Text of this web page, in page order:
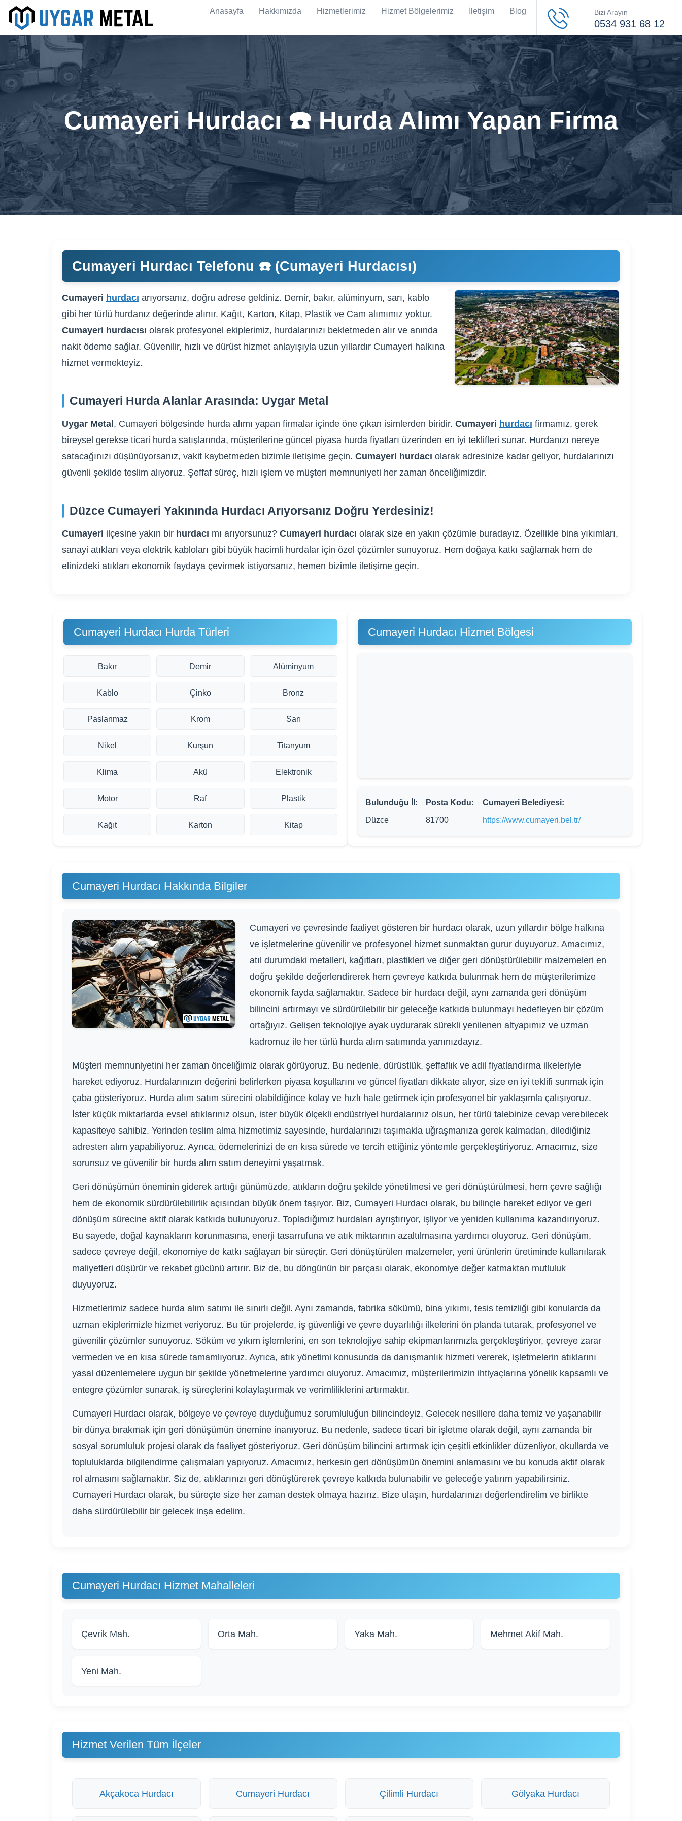
Anasayfa Hakkımızda Hizmetlerimiz Hizmet Bölgelerimiz İletişim Blog Bizi Arayın
0534 931 68 12
Cumayeri Hurdacı ☎️ Hurda Alımı Yapan Firma
Cumayeri Hurdacı Telefonu ☎️ (Cumayeri Hurdacısı)
Cumayeri hurdacı arıyorsanız, doğru adrese geldiniz. Demir, bakır, alüminyum, sarı, kablo
gibi her türlü hurdanız değerinde alınır. Kağıt, Karton, Kitap, Plastik ve Cam alımımız yoktur.
Cumayeri hurdacısı olarak profesyonel ekiplerimiz, hurdalarınızı bekletmeden alır ve anında
nakit ödeme sağlar. Güvenilir, hızlı ve dürüst hizmet anlayışıyla uzun yıllardır Cumayeri halkına
hizmet vermekteyiz.
Cumayeri Hurda Alanlar Arasında: Uygar Metal
Uygar Metal , Cumayeri bölgesinde hurda alımı yapan firmalar içinde öne çıkan isimlerden biridir. Cumayeri hurdacı firmamız, gerek
bireysel gerekse ticari hurda satışlarında, müşterilerine güncel piyasa hurda fiyatları üzerinden en iyi teklifleri sunar. Hurdanızı nereye
satacağınızı düşünüyorsanız, vakit kaybetmeden bizimle iletişime geçin. Cumayeri hurdacı olarak adresinize kadar geliyor, hurdalarınızı
güvenli şekilde teslim alıyoruz. Şeffaf süreç, hızlı işlem ve müşteri memnuniyeti her zaman önceliğimizdir.
Düzce Cumayeri Yakınında Hurdacı Arıyorsanız Doğru Yerdesiniz!
Cumayeri ilçesine yakın bir hurdacı mı arıyorsunuz? Cumayeri hurdacı olarak size en yakın çözümle buradayız. Özellikle bina yıkımları,
sanayi atıkları veya elektrik kabloları gibi büyük hacimli hurdalar için özel çözümler sunuyoruz. Hem doğaya katkı sağlamak hem de
elinizdeki atıkları ekonomik faydaya çevirmek istiyorsanız, hemen bizimle iletişime geçin.
Cumayeri Hurdacı Hurda Türleri
Bakır Demir Alüminyum
Kablo Çinko Bronz
Paslanmaz Krom Sarı
Nikel Kurşun Titanyum
Klima Akü Elektronik
Motor Raf Plastik
Kağıt Karton Kitap
Cumayeri Hurdacı Hizmet Bölgesi
Bulunduğu İl:
Düzce
Posta Kodu:
81700
Cumayeri Belediyesi:
https://www.cumayeri.bel.tr/
Cumayeri Hurdacı Hakkında Bilgiler
Cumayeri ve çevresinde faaliyet gösteren bir hurdacı olarak, uzun yıllardır bölge halkına
ve işletmelerine güvenilir ve profesyonel hizmet sunmaktan gurur duyuyoruz. Amacımız,
atıl durumdaki metalleri, kağıtları, plastikleri ve diğer geri dönüştürülebilir malzemeleri en
doğru şekilde değerlendirerek hem çevreye katkıda bulunmak hem de müşterilerimize
ekonomik fayda sağlamaktır. Sadece bir hurdacı değil, aynı zamanda geri dönüşüm
bilincini artırmayı ve sürdürülebilir bir geleceğe katkıda bulunmayı hedefleyen bir çözüm
ortağıyız. Gelişen teknolojiye ayak uydurarak sürekli yenilenen altyapımız ve uzman
kadromuz ile her türlü hurda alım satımında yanınızdayız.
Müşteri memnuniyetini her zaman önceliğimiz olarak görüyoruz. Bu nedenle, dürüstlük, şeffaflık ve adil fiyatlandırma ilkeleriyle
hareket ediyoruz. Hurdalarınızın değerini belirlerken piyasa koşullarını ve güncel fiyatları dikkate alıyor, size en iyi teklifi sunmak için
çaba gösteriyoruz. Hurda alım satım sürecini olabildiğince kolay ve hızlı hale getirmek için profesyonel bir yaklaşımla çalışıyoruz.
İster küçük miktarlarda evsel atıklarınız olsun, ister büyük ölçekli endüstriyel hurdalarınız olsun, her türlü talebinize cevap verebilecek
kapasiteye sahibiz. Yerinden teslim alma hizmetimiz sayesinde, hurdalarınızı taşımakla uğraşmanıza gerek kalmadan, dilediğiniz
adresten alım yapabiliyoruz. Ayrıca, ödemelerinizi de en kısa sürede ve tercih ettiğiniz yöntemle gerçekleştiriyoruz. Amacımız, size
sorunsuz ve güvenilir bir hurda alım satım deneyimi yaşatmak.
Geri dönüşümün öneminin giderek arttığı günümüzde, atıkların doğru şekilde yönetilmesi ve geri dönüştürülmesi, hem çevre sağlığı
hem de ekonomik sürdürülebilirlik açısından büyük önem taşıyor. Biz, Cumayeri Hurdacı olarak, bu bilinçle hareket ediyor ve geri
dönüşüm sürecine aktif olarak katkıda bulunuyoruz. Topladığımız hurdaları ayrıştırıyor, işliyor ve yeniden kullanıma kazandırıyoruz.
Bu sayede, doğal kaynakların korunmasına, enerji tasarrufuna ve atık miktarının azaltılmasına yardımcı oluyoruz. Geri dönüşüm,
sadece çevreye değil, ekonomiye de katkı sağlayan bir süreçtir. Geri dönüştürülen malzemeler, yeni ürünlerin üretiminde kullanılarak
maliyetleri düşürür ve rekabet gücünü artırır. Biz de, bu döngünün bir parçası olarak, ekonomiye değer katmaktan mutluluk
duyuyoruz.
Hizmetlerimiz sadece hurda alım satımı ile sınırlı değil. Aynı zamanda, fabrika sökümü, bina yıkımı, tesis temizliği gibi konularda da
uzman ekiplerimizle hizmet veriyoruz. Bu tür projelerde, iş güvenliği ve çevre duyarlılığı ilkelerini ön planda tutarak, profesyonel ve
güvenilir çözümler sunuyoruz. Söküm ve yıkım işlemlerini, en son teknolojiye sahip ekipmanlarımızla gerçekleştiriyor, çevreye zarar
vermeden ve en kısa sürede tamamlıyoruz. Ayrıca, atık yönetimi konusunda da danışmanlık hizmeti vererek, işletmelerin atıklarını
yasal düzenlemelere uygun bir şekilde yönetmelerine yardımcı oluyoruz. Amacımız, müşterilerimizin ihtiyaçlarına yönelik kapsamlı ve
entegre çözümler sunarak, iş süreçlerini kolaylaştırmak ve verimliliklerini artırmaktır.
Cumayeri Hurdacı olarak, bölgeye ve çevreye duyduğumuz sorumluluğun bilincindeyiz. Gelecek nesillere daha temiz ve yaşanabilir
bir dünya bırakmak için geri dönüşümün önemine inanıyoruz. Bu nedenle, sadece ticari bir işletme olarak değil, aynı zamanda bir
sosyal sorumluluk projesi olarak da faaliyet gösteriyoruz. Geri dönüşüm bilincini artırmak için çeşitli etkinlikler düzenliyor, okullarda ve
topluluklarda bilgilendirme çalışmaları yapıyoruz. Amacımız, herkesin geri dönüşümün önemini anlamasını ve bu konuda aktif olarak
rol almasını sağlamaktır. Siz de, atıklarınızı geri dönüştürerek çevreye katkıda bulunabilir ve geleceğe yatırım yapabilirsiniz.
Cumayeri Hurdacı olarak, bu süreçte size her zaman destek olmaya hazırız. Bize ulaşın, hurdalarınızı değerlendirelim ve birlikte
daha sürdürülebilir bir gelecek inşa edelim.
Cumayeri Hurdacı Hizmet Mahalleleri
Çevrik Mah. Orta Mah. Yaka Mah. Mehmet Akif Mah.
Yeni Mah.
Hizmet Verilen Tüm İlçeler
Akçakoca Hurdacı Cumayeri Hurdacı Çilimli Hurdacı Gölyaka Hurdacı